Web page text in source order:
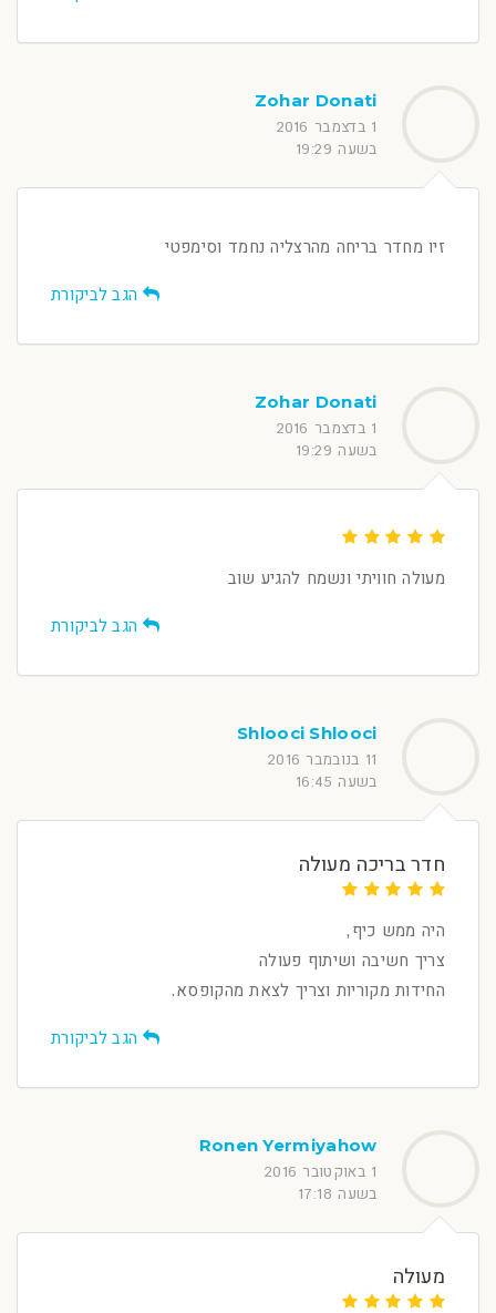
Zohar Donati
1 בדצמבר 2016
בשעה 19:29
זיו מחדר בריחה מהרצליה נחמד וסימפטי
הגב לביקורת
Zohar Donati
1 בדצמבר 2016
בשעה 19:29
מעולה חוויתי ונשמח להגיע שוב
הגב לביקורת
Shlooci Shlooci
11 בנובמבר 2016
בשעה 16:45
חדר בריכה מעולה
היה ממש כיף,
צריך חשיבה ושיתוף פעולה
החידות מקוריות וצריך לצאת מהקופסא.
הגב לביקורת
Ronen Yermiyahow
1 באוקטובר 2016
בשעה 17:18
מעולה